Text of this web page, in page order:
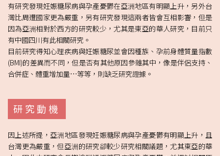
有研究發現妊娠糖尿病與孕產憂鬱在亞洲地區有明顯上升，另外台
灣比周遭國家更為嚴重，另有研究發現這兩者皆會互相影響，但是
因為亞洲相對於西方的研究較少，尤其是東亞的華人研究，目前只
有中國四川有此相關研究。
目前研究得知心理疾病與妊娠糖尿並會因種族、孕前身體質量指數
(BMI)的差異而不同，但是否有其他原因參雜其中，像是伴侶支持、
合併症、體重增加量…等等，則缺乏研究證據。
研究動機
因上述所提，亞洲地區發現妊娠糖尿病與孕產憂鬱有明顯上升，且
台灣更為嚴重，但亞洲的研究卻較少研究相關議題，尤其東亞的華